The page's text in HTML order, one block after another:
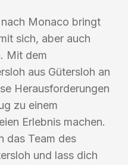
Monaco bringt
sich, aber auch
Mit dem
aus Gütersloh an
Herausforderungen
zu einem
Erlebnis machen.
das Team des
und lass dich